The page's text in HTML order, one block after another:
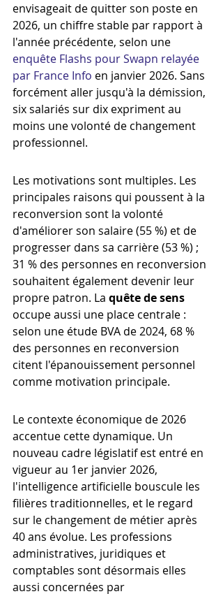
envisageait de quitter son poste en
2026, un chiffre stable par rapport à
l'année précédente, selon une
enquête Flashs pour Swapn relayée
par France Info en janvier 2026. Sans
forcément aller jusqu'à la démission,
six salariés sur dix expriment au
moins une volonté de changement
professionnel.
Les motivations sont multiples. Les
principales raisons qui poussent à la
reconversion sont la volonté
d'améliorer son salaire (55 %) et de
progresser dans sa carrière (53 %) ;
31 % des personnes en reconversion
souhaitent également devenir leur
propre patron. La quête de sens
occupe aussi une place centrale :
selon une étude BVA de 2024, 68 %
des personnes en reconversion
citent l'épanouissement personnel
comme motivation principale.
Le contexte économique de 2026
accentue cette dynamique. Un
nouveau cadre législatif est entré en
vigueur au 1er janvier 2026,
l'intelligence artificielle bouscule les
filières traditionnelles, et le regard
sur le changement de métier après
40 ans évolue. Les professions
administratives, juridiques et
comptables sont désormais elles
aussi concernées par